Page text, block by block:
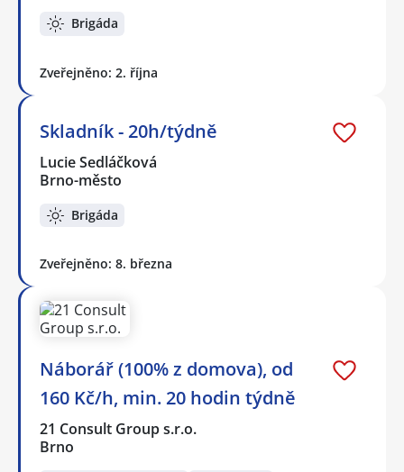
Brigáda
Zveřejněno: 2. října
Skladník - 20h/týdně
Lucie Sedláčková
Brno-město
Brigáda
Zveřejněno: 8. března
Náborář (100% z domova), od
160 Kč/h, min. 20 hodin týdně
21 Consult Group s.r.o.
Brno